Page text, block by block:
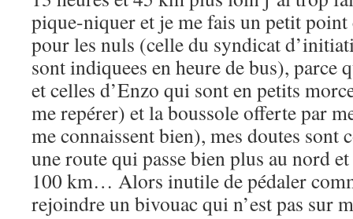
pique-niquer et je me fais un petit point
pour les nuls (celle du syndicat
sont indiquees en heure de bus), parce
et celles d’Enzo qui sont en petits
me repérer) et la boussole offerte par
me connaissent bien), mes doutes sont
une route qui passe bien plus au nord
100 km… Alors inutile de pédaler
rejoindre un bivouac qui n’est pas sur